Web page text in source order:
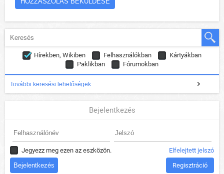
Hírekben, Wikiben Felhasználókban
Kártyákban
Paklikban
Fórumokban
További keresési lehetőségek
Bejelentkezés
Jegyezz meg ezen az eszközön. Elfelejtett jelszó
Regisztráció